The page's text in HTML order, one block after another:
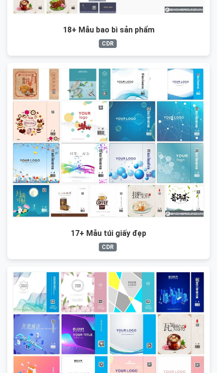
18+ Mẫu bao bì sản phẩm
CDR
17+ Mẫu túi giấy đẹp
CDR